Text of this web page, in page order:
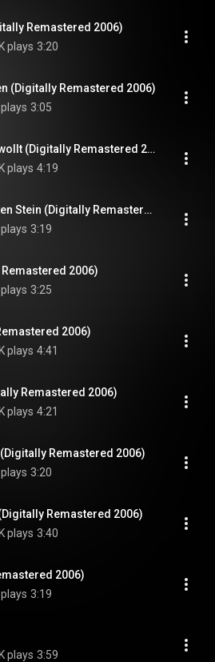
Remastered 2006)
plays 3:20
(Digitally Remastered 2006)
3:05
Ich hab's nicht gewollt (Digitally Remastered 2006)
plays 4:19
Wer wirft den ersten Stein (Digitally Remastered 2006)
3:19
2006)
3:25
2006)
plays 4:41
Remastered 2006)
plays 4:21
Remastered 2006)
3:20
Remastered 2006)
plays 3:40
2006)
3:19
plays 3:59